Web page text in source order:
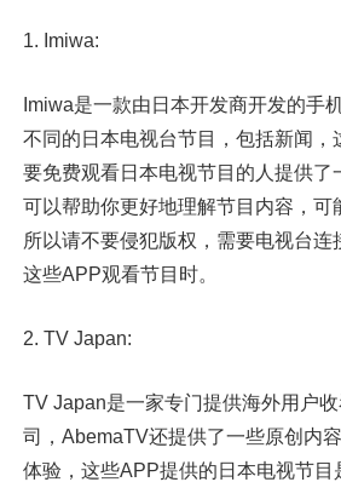
1. Imiwa:
Imiwa是一款由日本开发商开发的手
不同的日本电视台节目，包括新闻，
要免费观看日本电视节目的人提供了
可以帮助你更好地理解节目内容，可
所以请不要侵犯版权，需要电视台连
这些APP观看节目时。
2. TV Japan:
TV Japan是一家专门提供海外用户
司，AbemaTV还提供了一些原创内
体验，这些APP提供的日本电视节目